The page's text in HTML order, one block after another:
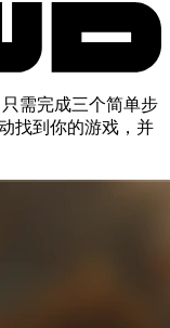
需完成三个简单步
找到你的游戏，并